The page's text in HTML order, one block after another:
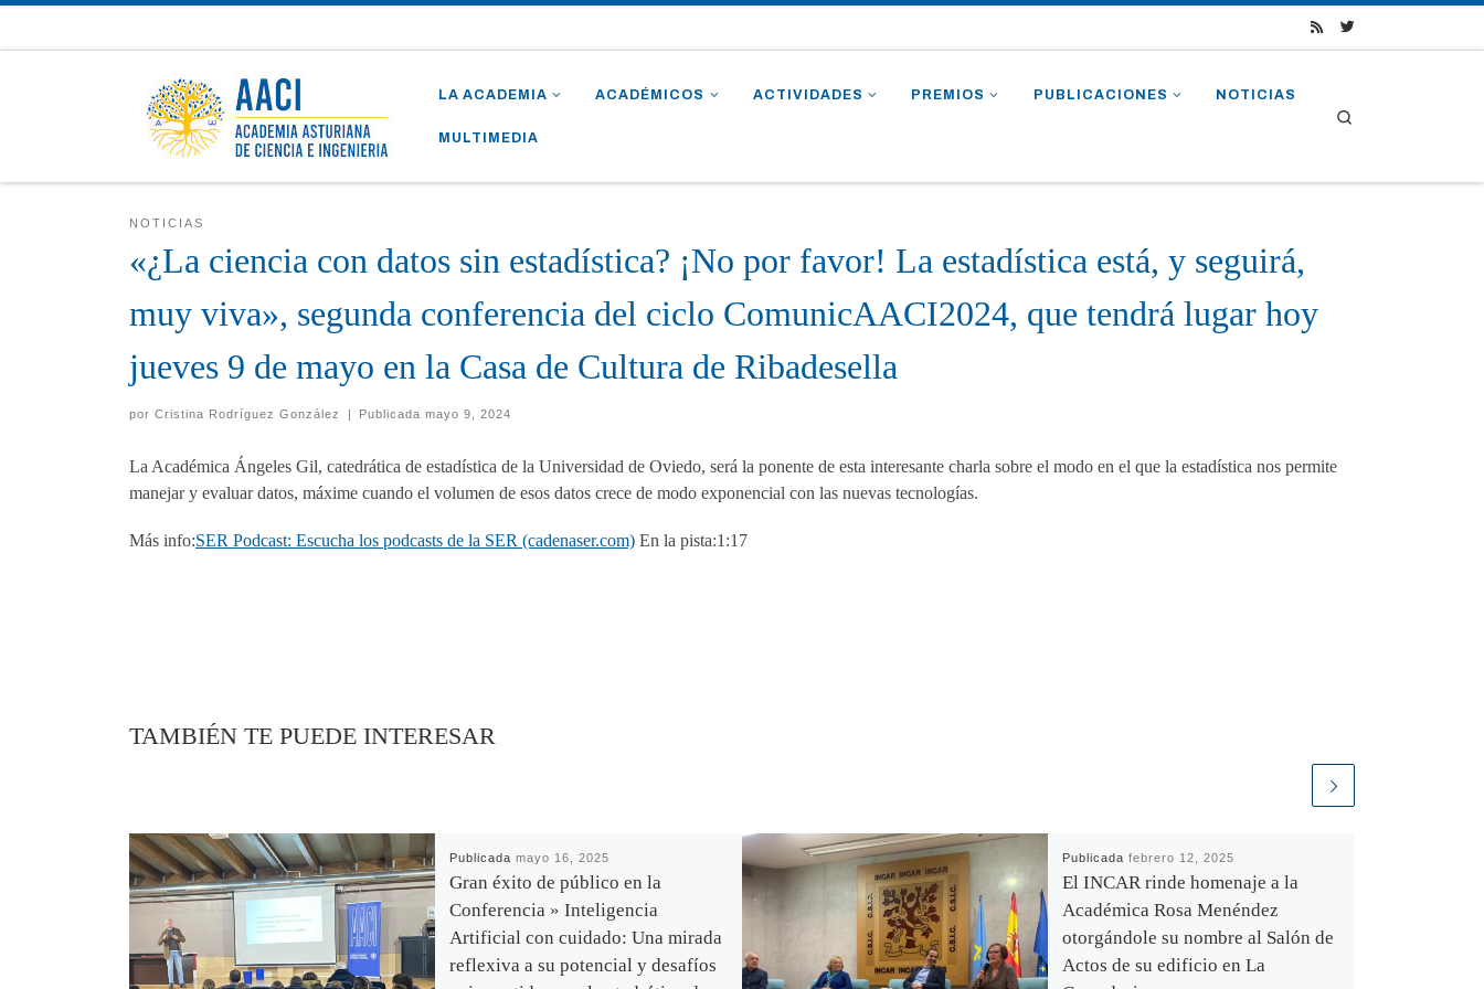
LA ACADEMIA ACADÉMICOS ACTIVIDADES PREMIOS PUBLICACIONES NOTICIAS
MULTIMEDIA
NOTICIAS
«¿La ciencia con datos sin estadística? ¡No por favor! La estadística está, y seguirá,
muy viva», segunda conferencia del ciclo ComunicAACI2024, que tendrá lugar hoy
jueves 9 de mayo en la Casa de Cultura de Ribadesella
por Cristina Rodríguez González | Publicadamayo 9, 2024
La Académica Ángeles Gil, catedrática de estadística de la Universidad de Oviedo, será la ponente de esta interesante charla sobre el modo en el que la estadística nos permite
manejar y evaluar datos, máxime cuando el volumen de esos datos crece de modo exponencial con las nuevas tecnologías.
Más info:SER Podcast: Escucha los podcasts de la SER (cadenaser.com) En la pista:1:17
TAMBIÉN TE PUEDE INTERESAR
Publicada mayo 16, 2025
Gran éxito de público en la
Conferencia » Inteligencia
Artificial con cuidado: Una mirada
reflexiva a su potencial y desafíos
Publicada febrero 12, 2025
El INCAR rinde homenaje a la
Académica Rosa Menéndez
otorgándole su nombre al Salón de
Actos de su edificio en La